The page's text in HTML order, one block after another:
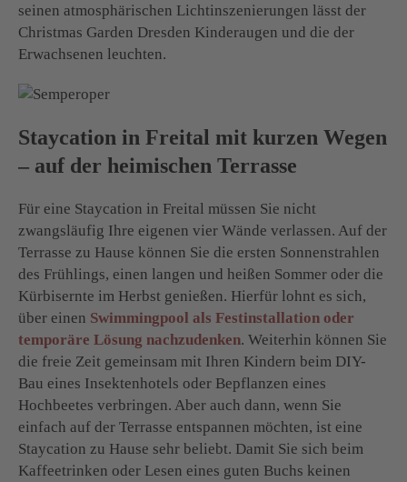
seinen atmosphärischen Lichtinszenierungen lässt der
Christmas Garden Dresden Kinderaugen und die der
Erwachsenen leuchten.
Staycation in Freital mit kurzen Wegen
– auf der heimischen Terrasse
Für eine Staycation in Freital müssen Sie nicht
zwangsläufig Ihre eigenen vier Wände verlassen. Auf der
Terrasse zu Hause können Sie die ersten Sonnenstrahlen
des Frühlings, einen langen und heißen Sommer oder die
Kürbisernte im Herbst genießen. Hierfür lohnt es sich,
über einen Swimmingpool als Festinstallation oder
temporäre Lösung nachzudenken. Weiterhin können Sie
die freie Zeit gemeinsam mit Ihren Kindern beim DIY-
Bau eines Insektenhotels oder Bepflanzen eines
Hochbeetes verbringen. Aber auch dann, wenn Sie
einfach auf der Terrasse entspannen möchten, ist eine
Staycation zu Hause sehr beliebt. Damit Sie sich beim
Kaffeetrinken oder Lesen eines guten Buchs keinen